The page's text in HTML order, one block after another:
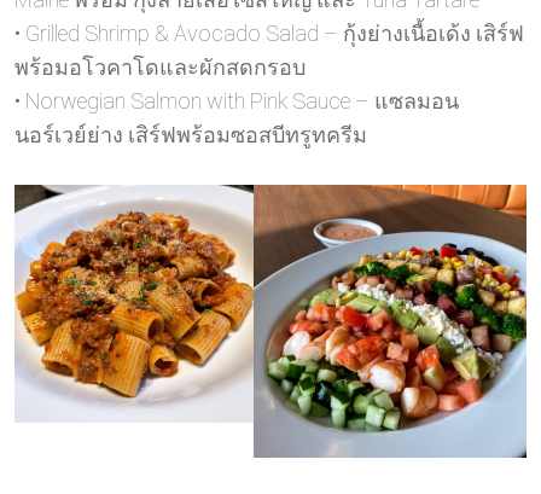
• Grilled Shrimp & Avocado Salad – กุ้งย่างเนื้อเด้ง เสิร์ฟ
พร้อมอโวคาโดและผักสดกรอบ
• Norwegian Salmon with Pink Sauce – แซลมอน
นอร์เวย์ย่าง เสิร์ฟพร้อมซอสบีทรูทครีม